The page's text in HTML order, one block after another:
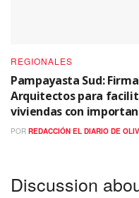
REGIONALES
Pampayasta Sud:
Arquitectos para
viviendas con
POR REDACCIÓN EL DIARIO DE
Discussion